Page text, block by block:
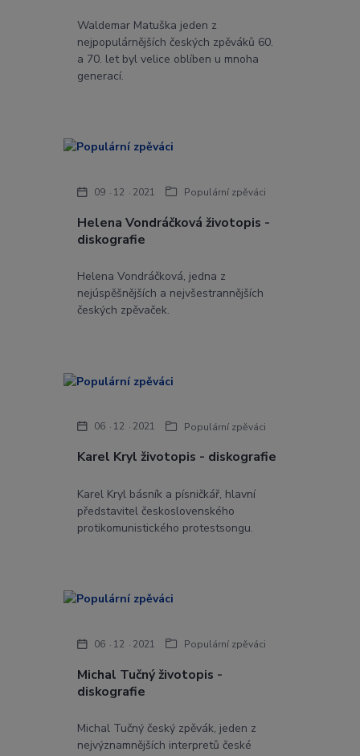
Waldemar Matuška jeden z
nejpopulárnějších českých zpěváků 60.
a 70. let byl velice oblíben u mnoha
generací.
Helena Vondráčková životopis -
diskografie
09 12 2021 Populární zpěváci
Helena Vondráčková, jedna z
nejúspěšnějších a nejvšestrannějších
českých zpěvaček.
Karel Kryl životopis - diskografie
06 12 2021 Populární zpěváci
Karel Kryl básník a písničkář, hlavní
představitel československého
protikomunistického protestsongu.
Michal Tučný životopis -
diskografie
06 12 2021 Populární zpěváci
Michal Tučný český zpěvák, jeden z
nejvýznamnějších interpretů české